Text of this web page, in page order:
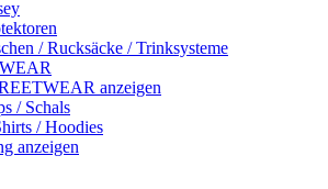
/ Rucksäcke / Trinksysteme
anzeigen
/ Schals
/ Hoodies
anzeigen